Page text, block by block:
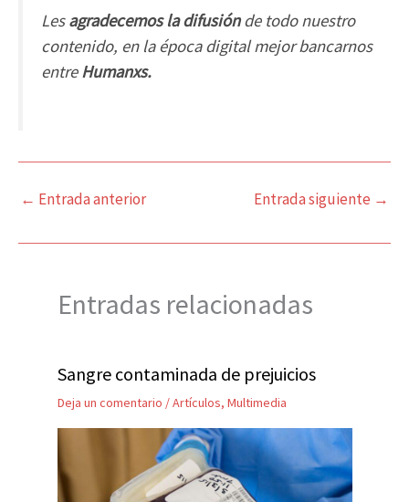
Lesagradecemos la difusiónde todo nuestro
contenido, en la época digital mejor bancarnos
entreHumanxs.
← Entrada anterior Entrada siguiente →
Entradas relacionadas
Sangre contaminada de prejuicios
Deja un comentario /Artículos, Multimedia